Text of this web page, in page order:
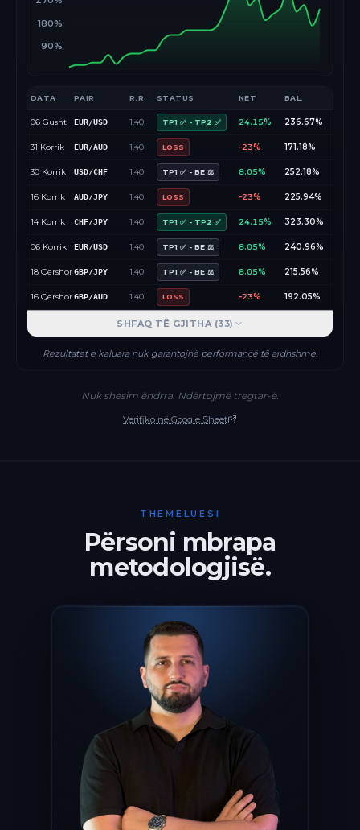
90%
180%
DATA PAIR R:R STATUS NET BAL.
06 Gusht EUR/USD 1.40 TP1 ✅ - TP2 ✅ 24.15% 236.67%
31 Korrik EUR/AUD 1.40 LOSS -23% 171.18%
30 Korrik USD/CHF 1.40 TP1 ✅ - BE ⚖️ 8.05% 252.18%
16 Korrik AUD/JPY 1.40 LOSS -23% 225.94%
14 Korrik CHF/JPY 1.40 TP1 ✅ - TP2 ✅ 24.15% 323.30%
06 Korrik EUR/USD 1.40 TP1 ✅ - BE ⚖️ 8.05% 240.96%
18 QershorGBP/JPY 1.40 TP1 ✅ - BE ⚖️ 8.05% 215.56%
16 QershorGBP/AUD 1.40 LOSS -23% 192.05%
SHFAQ TË GJITHA (33)
Rezultatet e kaluara nuk garantojnë performancë të ardhshme.
Nuk shesim ëndrra. Ndërtojmë tregtar-ë.
Verifiko në Google Sheet
THEMELUESI
Përsoni mbrapa
metodologjisë.